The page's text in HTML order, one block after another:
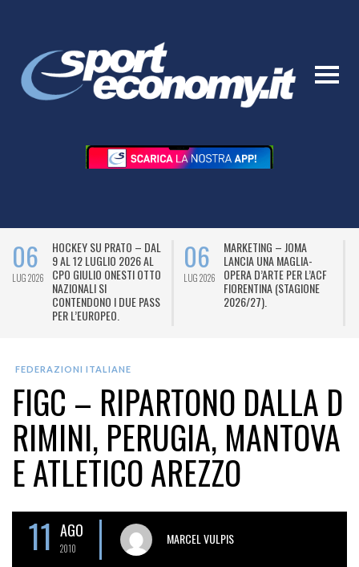
06
LUG 2026
HOCKEY SU PRATO – DAL
9 AL 12 LUGLIO 2026 AL
CPO GIULIO ONESTI OTTO
NAZIONALI SI
CONTENDONO I DUE PASS
PER L’EUROPEO.
06
LUG 2026
MARKETING – JOMA
LANCIA UNA MAGLIA-
OPERA D’ARTE PER L’ACF
FIORENTINA (STAGIONE
2026/27).
FEDERAZIONI ITALIANE
FIGC – RIPARTONO DALLA D
RIMINI, PERUGIA, MANTOVA
E ATLETICO AREZZO
11 AGO
2010
MARCEL VULPIS